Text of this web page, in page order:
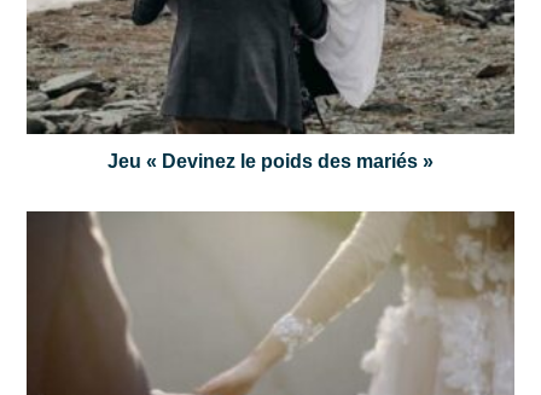
Jeu « Devinez le poids des mariés »